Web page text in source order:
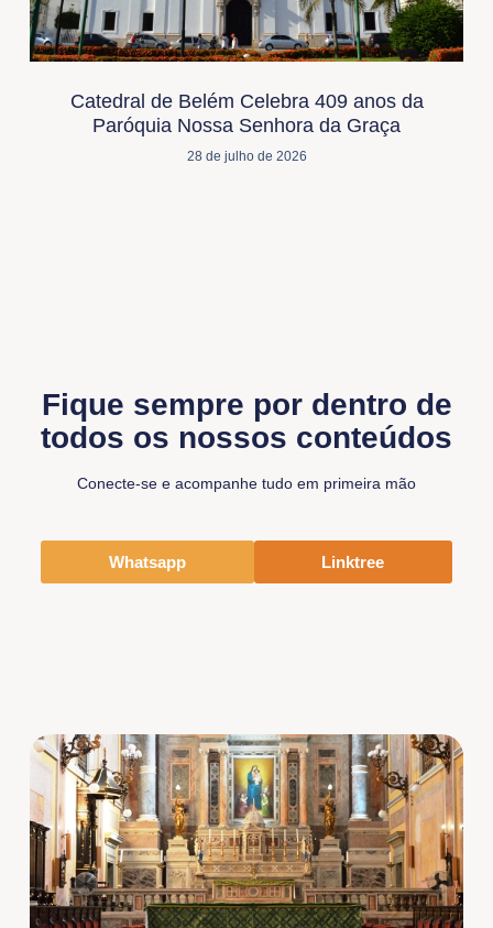
Catedral de Belém Celebra 409 anos da
Paróquia Nossa Senhora da Graça
28 de julho de 2026
Fique sempre por dentro de
todos os nossos conteúdos
Conecte-se e acompanhe tudo em primeira mão
Whatsapp Linktree